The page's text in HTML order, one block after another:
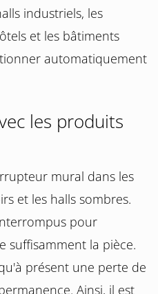
industriels, les
et les bâtiments
automatiquement
les produits
mural dans les
et les halls sombres.
pour
suffisamment la pièce.
présent une perte de
Ainsi, il est